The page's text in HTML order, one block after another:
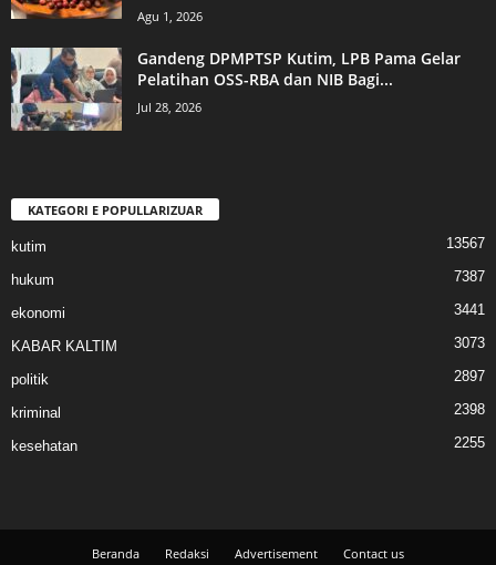
Agu 1, 2026
Gandeng DPMPTSP Kutim, LPB Pama Gelar
Pelatihan OSS-RBA dan NIB Bagi...
Jul 28, 2026
KATEGORI E POPULLARIZUAR
kutim 13567
hukum 7387
ekonomi 3441
KABAR KALTIM 3073
politik 2897
kriminal 2398
kesehatan 2255
Beranda Redaksi Advertisement Contact us